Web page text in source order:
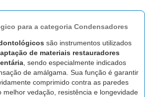
para a categoria Condensadores
são instrumentos utilizados
de materiais restauradores
, sendo especialmente indicados
de amálgama. Sua função é garantir
comprimido contra as paredes
melhor vedação, resistência e longevidade